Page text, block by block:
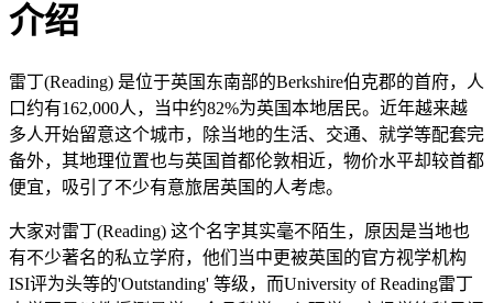
介绍
雷丁(Reading) 是位于英国东南部的Berkshire伯克郡的首府，人
口约有162,000人，当中约82%为英国本地居民。近年越来越
多人开始留意这个城市，除当地的生活、交通、就学等配套完
备外，其地理位置也与英国首都伦敦相近，物价水平却较首都
便宜，吸引了不少有意旅居英国的人考虑。
大家对雷丁(Reading) 这个名字其实毫不陌生，原因是当地也
有不少著名的私立学府，他们当中更被英国的官方视学机构
ISI评为头等的'Outstanding' 等级，而University of Reading雷丁